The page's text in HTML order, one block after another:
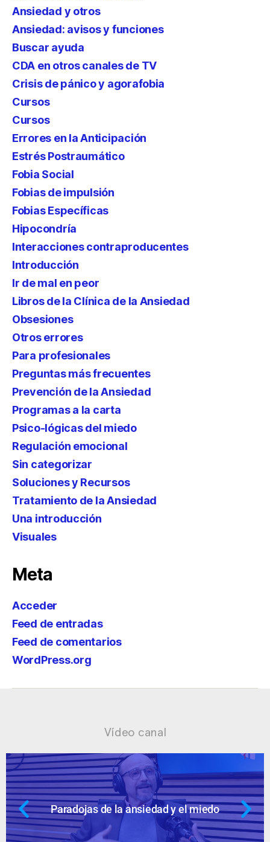
Ansiedad y otros
Ansiedad: avisos y funciones
Buscar ayuda
CDA en otros canales de TV
Crisis de pánico y agorafobia
Cursos
Cursos
Errores en la Anticipación
Estrés Postraumático
Fobia Social
Fobias de impulsión
Fobias Específicas
Hipocondría
Interacciones contraproducentes
Introducción
Ir de mal en peor
Libros de la Clínica de la Ansiedad
Obsesiones
Otros errores
Para profesionales
Preguntas más frecuentes
Prevención de la Ansiedad
Programas a la carta
Psico-lógicas del miedo
Regulación emocional
Sin categorizar
Soluciones y Recursos
Tratamiento de la Ansiedad
Una introducción
Visuales
Meta
Acceder
Feed de entradas
Feed de comentarios
WordPress.org
Vídeo canal
miedo Ansiedad: supuestos